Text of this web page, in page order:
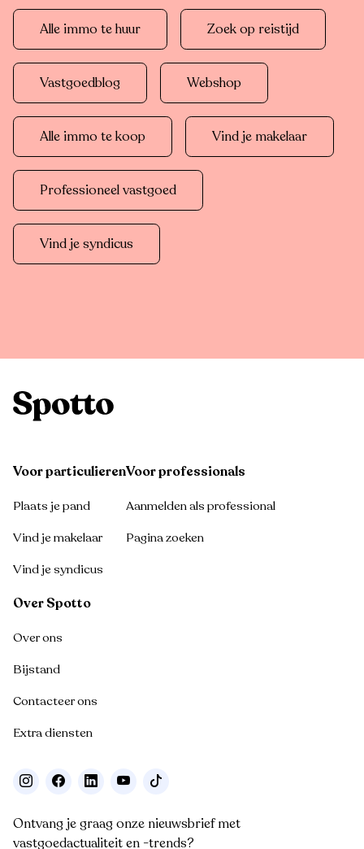
Alle immo te huur Zoek op reistijd
Vastgoedblog Webshop
Alle immo te koop Vind je makelaar
Professioneel vastgoed
Vind je syndicus
Voor particulieren
Plaats je pand
Vind je makelaar
Vind je syndicus
Voor professionals
Aanmelden als professional
Pagina zoeken
Over Spotto
Over ons
Bijstand
Contacteer ons
Extra diensten
Ontvang je graag onze nieuwsbrief met
vastgoedactualiteit en -trends?